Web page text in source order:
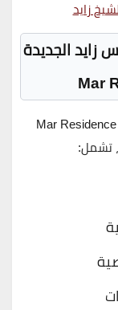
زايد
زايد الجديدة
Mar
Mar
تشمل: